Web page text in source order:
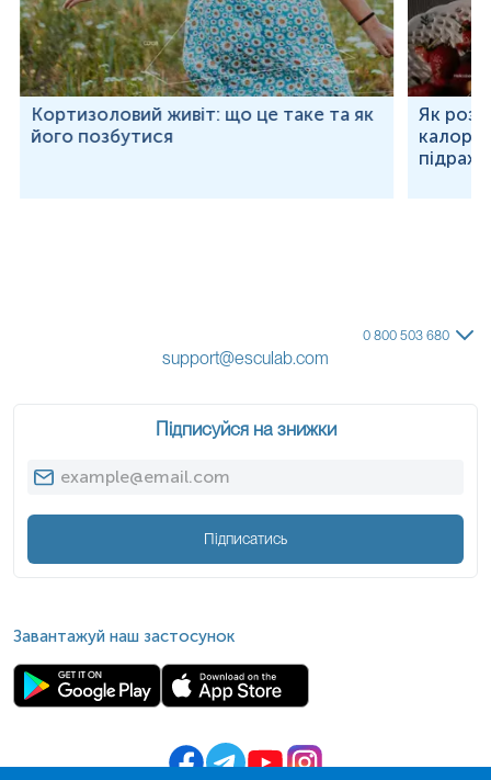
Кортизоловий живіт: що це таке та як
його позбутися
Як
0 800 503 680
support@esculab.com
Підписуйся на знижки
Підписатись
Завантажуй наш застосунок